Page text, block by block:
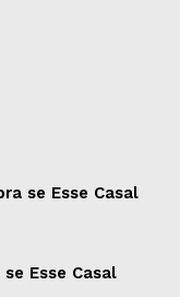
se Esse Casal
Esse Casal